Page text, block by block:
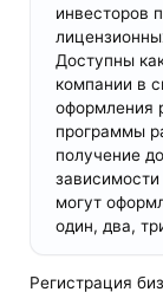
инвесторов
Доступны
компании в
оформления
программы
получение
зависимости
могут
один, два,
Регистрация